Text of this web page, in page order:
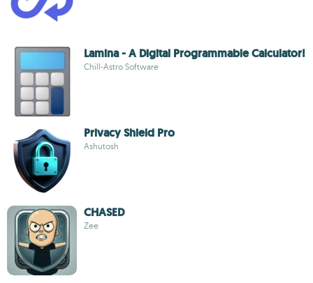
Lamina - A Digital Programmable Calculator!
Chill-Astro Software
Privacy Shield Pro
Ashutosh
CHASED
Zee